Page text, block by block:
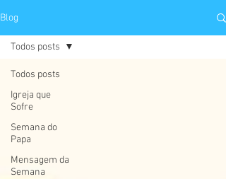
Blog
Todos posts
Igreja que
Sofre
Semana do
Papa
Mensagem da
Semana
Todos posts